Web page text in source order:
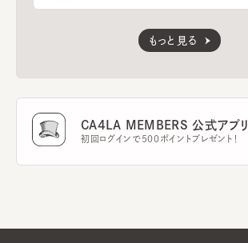
もっと見る
CA4LA MEMBERS 公式アプリ
初回ログインで500ポイントプレゼント！